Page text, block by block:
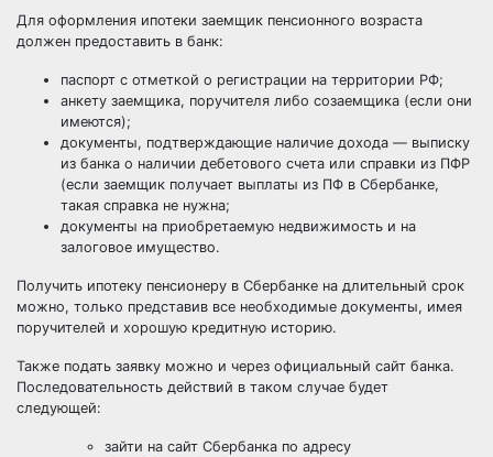
Для оформления ипотеки заемщик пенсионного возраста
должен предоставить в банк:
паспорт с отметкой о регистрации на территории РФ;
анкету заемщика, поручителя либо созаемщика (если они
имеются);
документы, подтверждающие наличие дохода — выписку
из банка о наличии дебетового счета или справки из ПФР
(если заемщик получает выплаты из ПФ в Сбербанке,
такая справка не нужна;
документы на приобретаемую недвижимость и на
залоговое имущество.
Получить ипотеку пенсионеру в Сбербанке на длительный срок
можно, только представив все необходимые документы, имея
поручителей и хорошую кредитную историю.
Также подать заявку можно и через официальный сайт банка.
Последовательность действий в таком случае будет
следующей:
зайти на сайт Сбербанка по адресу